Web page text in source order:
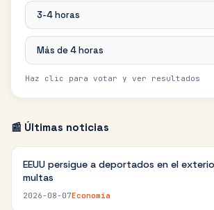
3-4 horas
Más de 4 horas
Haz clic para votar y ver resultados
📰 Últimas noticias
EEUU persigue a deportados en el
multas
2026-08-07Economía